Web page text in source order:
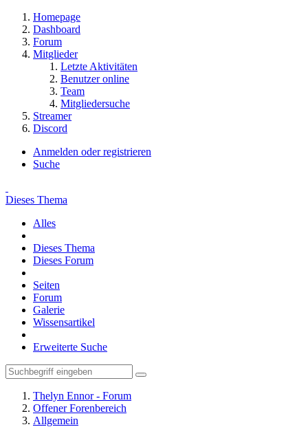
Homepage
Dashboard
Forum
Mitglieder
Letzte Aktivitäten
Benutzer online
Team
Mitgliedersuche
Streamer
Discord
Anmelden oder registrieren
Suche
Dieses Thema
Alles
Dieses Thema
Dieses Forum
Seiten
Forum
Galerie
Wissensartikel
Erweiterte Suche
Thelyn Ennor - Forum
Offener Forenbereich
Allgemein